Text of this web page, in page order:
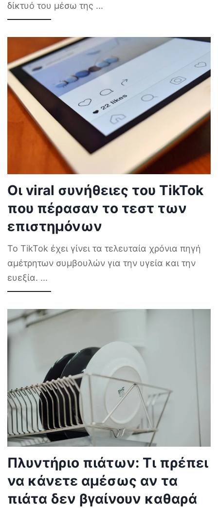
δίκτυό του μέσω της ...
Οι viral συνήθειες του TikTok
που πέρασαν το τεστ των
επιστημόνων
Το TikTok έχει γίνει τα τελευταία χρόνια πηγή
αμέτρητων συμβουλών για την υγεία και την
ευεξία. ...
Πλυντήριο πιάτων: Τι πρέπει
να κάνετε αμέσως αν τα
πιάτα δεν βγαίνουν καθαρά